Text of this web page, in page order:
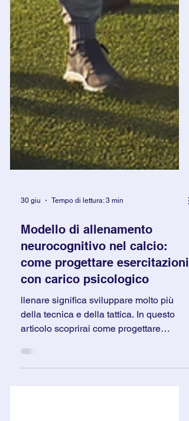
30 giu Tempo di lettura: 3 min
Modello di allenamento
neurocognitivo nel calcio:
come progettare esercitazioni
con carico psicologico
llenare significa sviluppare molto più
della tecnica e della tattica. In questo